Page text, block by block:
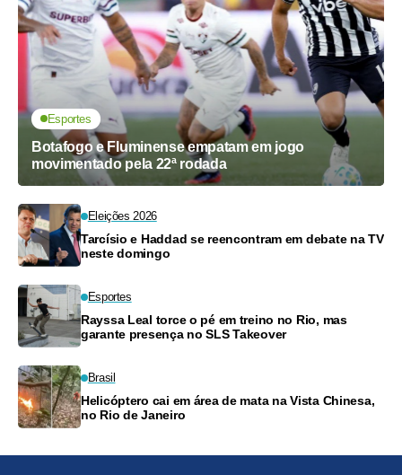
Esportes
Botafogo e Fluminense empatam em jogo
movimentado pela 22ª rodada
Eleições 2026
Tarcísio e Haddad se reencontram em debate na TV
neste domingo
Esportes
Rayssa Leal torce o pé em treino no Rio, mas
garante presença no SLS Takeover
Brasil
Helicóptero cai em área de mata na Vista Chinesa,
no Rio de Janeiro